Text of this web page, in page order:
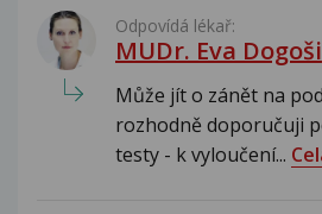
Odpovídá lékař:
MUDr. Eva Dogoši
Může jít o zánět na
rozhodně doporučuji
testy - k vyloučení...